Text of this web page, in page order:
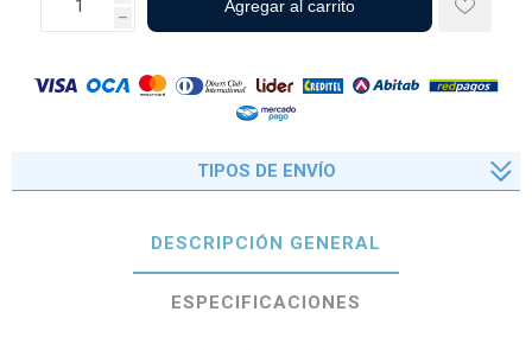
h
TIPOS DE ENVÍO
DESCRIPCIÓN GENERAL
ESPECIFICACIONES